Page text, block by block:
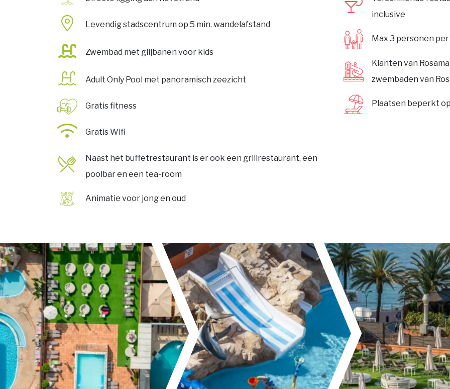
Levendig stadscentrum op 5 min. wandelafstand
Zwembad met glijbanen voor kids
Adult Only Pool met panoramisch zeezicht
Gratis fitness
Gratis Wifi
Naast het buffetrestaurant is er ook een grillrestaurant, een
poolbar en een tea-room
Animatie voor jong en oud
inclusive
Max 3 personen
Klanten van
zwembaden van
Plaatsen beperkt